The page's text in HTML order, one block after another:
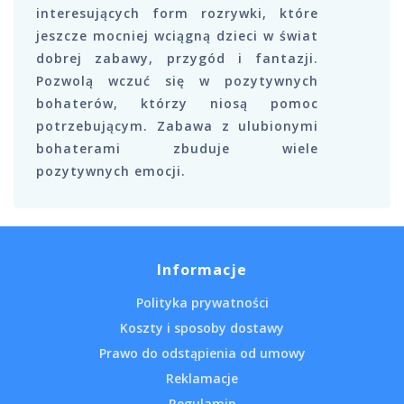
interesujących form rozrywki, które
jeszcze mocniej wciągną dzieci w świat
dobrej zabawy, przygód i fantazji.
Pozwolą wczuć się w pozytywnych
bohaterów, którzy niosą pomoc
potrzebującym. Zabawa z ulubionymi
bohaterami zbuduje wiele
pozytywnych emocji.
Informacje
Polityka prywatności
Koszty i sposoby dostawy
Prawo do odstąpienia od umowy
Reklamacje